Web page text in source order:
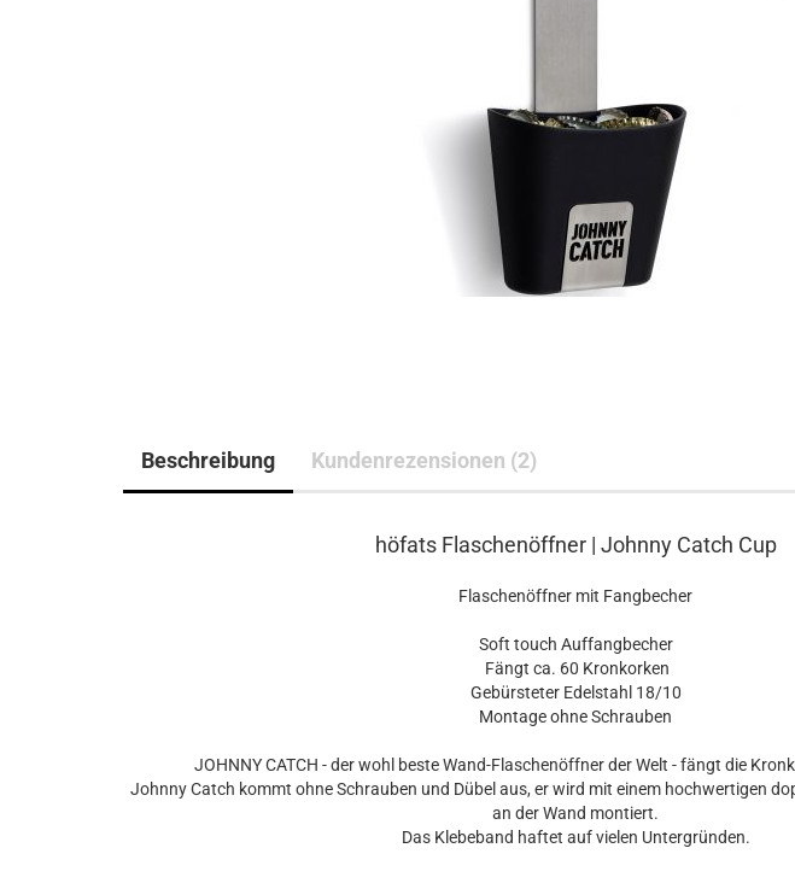
Beschreibung Kundenrezensionen (2)
höfats Flaschenöffner | Johnny Catch Cup
Flaschenöffner mit Fangbecher
Soft touch Auffangbecher
Fängt ca. 60 Kronkorken
Gebürsteter Edelstahl 18/10
Montage ohne Schrauben
JOHNNY CATCH - der wohl beste Wand-Flaschenöffner der Welt - fängt die
Johnny Catch kommt ohne Schrauben und Dübel aus, er wird mit einem hochwertigen
an der Wand montiert.
Das Klebeband haftet auf vielen Untergründen.